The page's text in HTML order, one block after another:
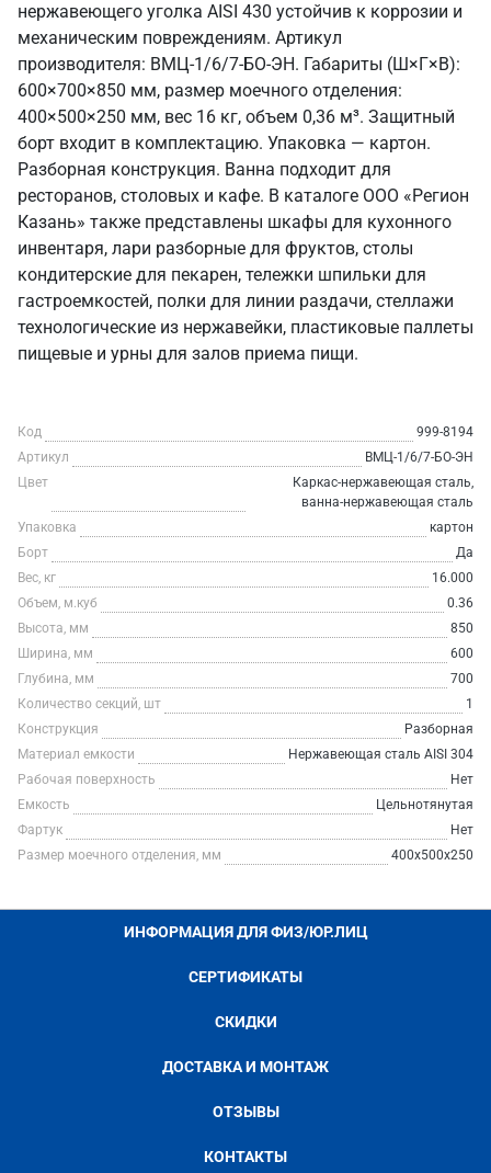
нержавеющего уголка AISI 430 устойчив к коррозии и
механическим повреждениям. Артикул
производителя: ВМЦ-1/6/7-БО-ЭН. Габариты (Ш×Г×В):
600×700×850 мм, размер моечного отделения:
400×500×250 мм, вес 16 кг, объем 0,36 м³. Защитный
борт входит в комплектацию. Упаковка — картон.
Разборная конструкция. Ванна подходит для
ресторанов, столовых и кафе. В каталоге ООО «Регион
Казань» также представлены шкафы для кухонного
инвентаря, лари разборные для фруктов, столы
кондитерские для пекарен, тележки шпильки для
гастроемкостей, полки для линии раздачи, стеллажи
технологические из нержавейки, пластиковые паллеты
пищевые и урны для залов приема пищи.
Код
999-8194
Артикул
ВМЦ-1/6/7-БО-ЭН
Цвет
Каркас-нержавеющая сталь,
ванна-нержавеющая сталь
Упаковка
картон
Борт
Да
Вес, кг
16.000
Объем, м.куб
0.36
Высота, мм
850
Ширина, мм
600
Глубина, мм
700
Количество секций, шт
1
Конструкция
Разборная
Материал емкости
Нержавеющая сталь AISI 304
Рабочая поверхность
Нет
Емкость
Цельнотянутая
Фартук
Нет
Размер моечного отделения, мм
400х500х250
ИНФОРМАЦИЯ ДЛЯ ФИЗ/ЮР.ЛИЦ
СЕРТИФИКАТЫ
СКИДКИ
ДОСТАВКА И МОНТАЖ
ОТЗЫВЫ
КОНТАКТЫ